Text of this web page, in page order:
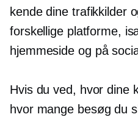
kende dine trafikkilder
forskellige platforme,
hjemmeside og på
Hvis du ved, hvor dine
hvor mange besøg du